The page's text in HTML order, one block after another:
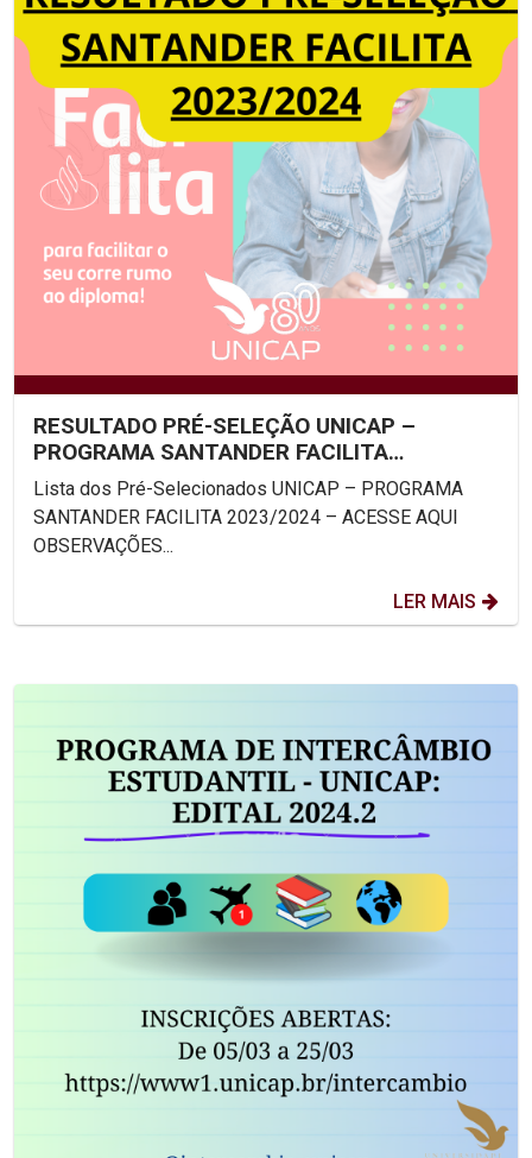
RESULTADO PRÉ-SELEÇÃO UNICAP –
PROGRAMA SANTANDER FACILITA
2023/2024
Lista dos Pré-Selecionados UNICAP – PROGRAMA
SANTANDER FACILITA 2023/2024 – ACESSE AQUI
OBSERVAÇÕES...
LER MAIS